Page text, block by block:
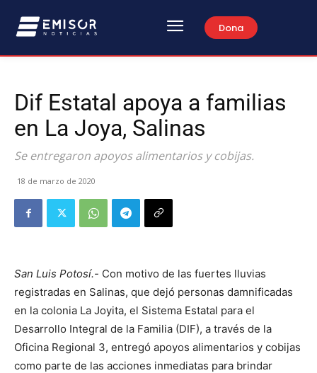
Dona
Dif Estatal apoya a familias
en La Joya, Salinas
Se entregaron apoyos alimentarios y cobijas.
18 de marzo de 2020
San Luis Potosí.- Con motivo de las fuertes lluvias
registradas en Salinas, que dejó personas damnificadas
en la colonia La Joyita, el Sistema Estatal para el
Desarrollo Integral de la Familia (DIF), a través de la
Oficina Regional 3, entregó apoyos alimentarios y cobijas
como parte de las acciones inmediatas para brindar